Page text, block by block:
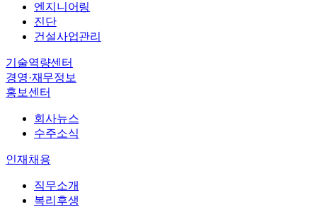
직무소개
복리후생
채용절차
채용공고
엔지니어링
진단
건설사업관리
기술역량센터
경영·재무정보
홍보센터
회사뉴스
수주소식
인재채용
직무소개
복리후생